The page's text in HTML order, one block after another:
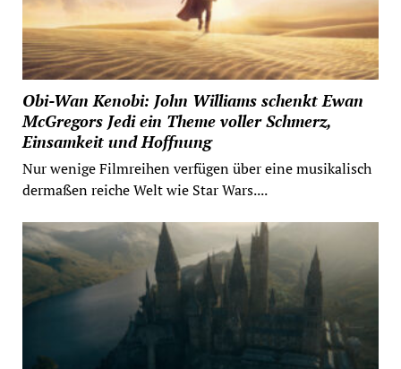
Obi-Wan Kenobi: John Williams schenkt Ewan
McGregors Jedi ein Theme voller Schmerz,
Einsamkeit und Hoffnung
Nur wenige Filmreihen verfügen über eine musikalisch
dermaßen reiche Welt wie Star Wars....